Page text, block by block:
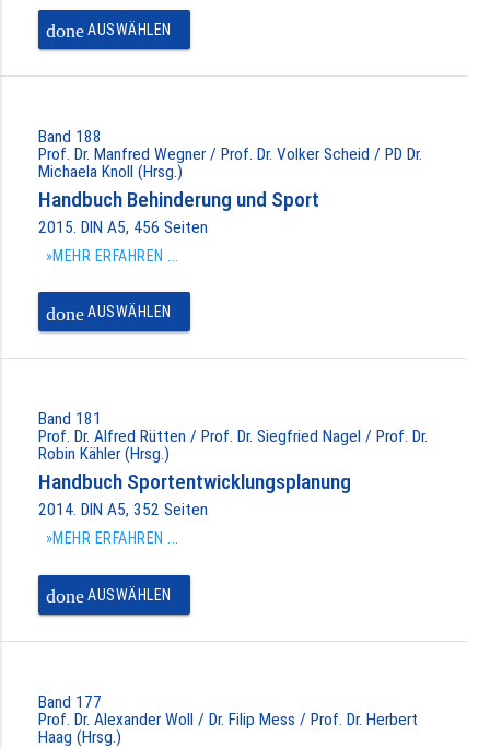
doneAUSWÄHLEN
Band 188
Prof. Dr. Manfred Wegner / Prof. Dr. Volker Scheid / PD Dr.
Michaela Knoll (Hrsg.)
Handbuch Behinderung und Sport
2015. DIN A5, 456 Seiten
»MEHR ERFAHREN ...
doneAUSWÄHLEN
Band 181
Prof. Dr. Alfred Rütten / Prof. Dr. Siegfried Nagel / Prof. Dr.
Robin Kähler (Hrsg.)
Handbuch Sportentwicklungsplanung
2014. DIN A5, 352 Seiten
»MEHR ERFAHREN ...
doneAUSWÄHLEN
Band 177
Prof. Dr. Alexander Woll / Dr. Filip Mess / Prof. Dr. Herbert
Haag (Hrsg.)